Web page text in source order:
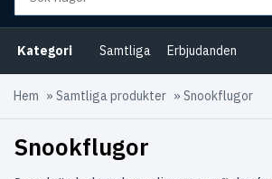
Kategori Samtliga Erbjudanden
Hem » Samtliga produkter » Snookflugor
Snookflugor